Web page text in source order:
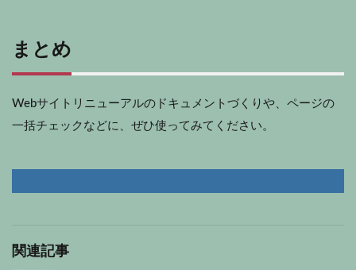
まとめ
Webサイトリニューアルのドキュメントづくりや、ページの
一括チェックなどに、ぜひ使ってみてください。
関連記事